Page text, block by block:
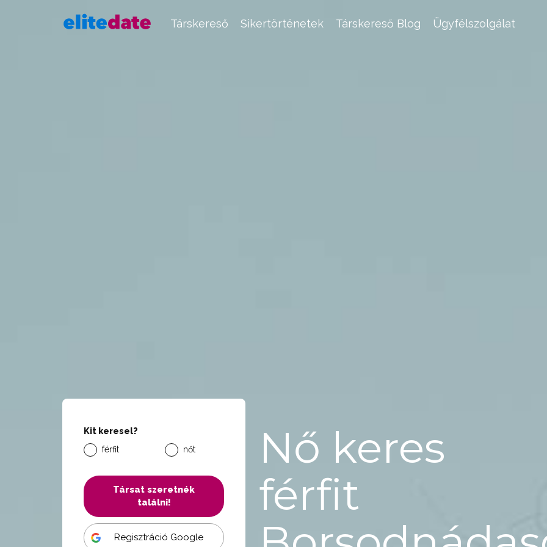
Társkereső Sikertörténetek Társkereső Blog Ügyfélszolgálat
Kit keresel?
férfit
nőt
Társat szeretnék
találni!
Regisztráció Google
Nő keres
férfit